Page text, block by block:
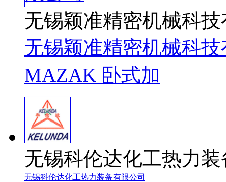
无锡颖准精密机械科
无锡颖准精密机械科
MAZAK 卧式加
无锡科伦达化工热力
无锡科伦达化工热力装备有限公司